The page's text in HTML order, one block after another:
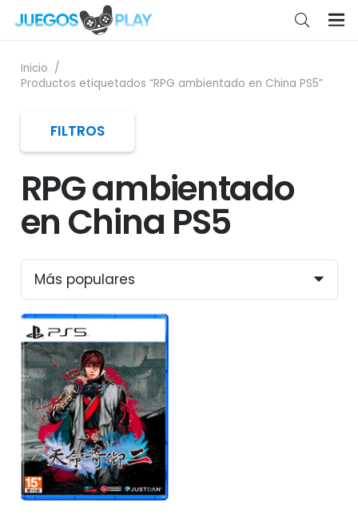
Inicio /
Productos etiquetados “RPG ambientado en China PS5”
RPG ambientado
en China PS5
FILTROS